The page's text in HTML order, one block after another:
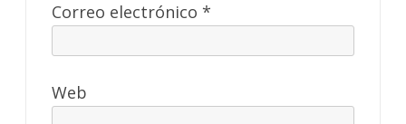
Correo electrónico *
Web